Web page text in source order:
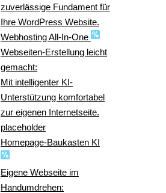
zuverlässige Fundament für
Ihre WordPress Website.
Webhosting All-In-One
Webseiten-Erstellung leicht
gemacht:
Mit intelligenter KI-
Unterstützung komfortabel
zur eigenen Internetseite.
placeholder
Homepage-Baukasten KI
Eigene Webseite im
Handumdrehen: